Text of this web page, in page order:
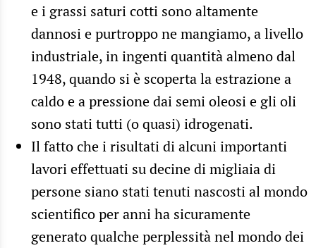
e i grassi saturi cotti sono altamente
dannosi e purtroppo ne mangiamo, a livello
industriale, in ingenti quantità almeno dal
1948, quando si è scoperta la estrazione a
caldo e a pressione dai semi oleosi e gli oli
sono stati tutti (o quasi) idrogenati.
Il fatto che i risultati di alcuni importanti
lavori effettuati su decine di migliaia di
persone siano stati tenuti nascosti al mondo
scientifico per anni ha sicuramente
generato qualche perplessità nel mondo dei